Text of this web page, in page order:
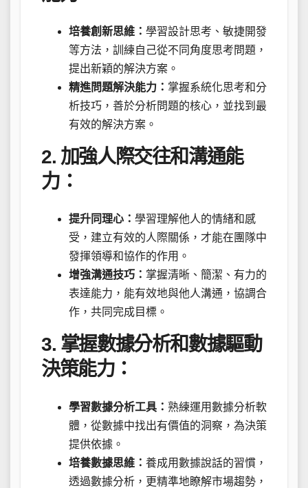
培養創新思維： 學習設計思考、敏捷開發
等方法，訓練自己從不同角度思考問題，
提出新穎的解決方案。
精進問題解決能力： 掌握系統化思考和分
析技巧，善於分析問題的核心，並找到最
有效的解決方案。
2. 加強人際交往和溝通能
力：
提升同理心： 學習理解他人的情緒和感
受，建立有效的人際關係，才能在團隊中
發揮領導和協作的作用。
增強溝通技巧： 掌握清晰、簡潔、有力的
表達能力，能有效地與他人溝通，協調合
作，共同完成目標。
3. 掌握數據分析和數據驅動
決策能力：
學習數據分析工具： 熟練運用數據分析軟
體，從數據中找出有價值的洞察，為決策
提供依據。
培養數據思維： 養成用數據說話的習慣，
透過數據分析，更精準地瞭解市場趨勢，